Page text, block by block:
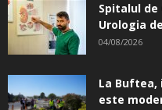
Spitalul
Urologia
04/08/2026
La Buftea,
este